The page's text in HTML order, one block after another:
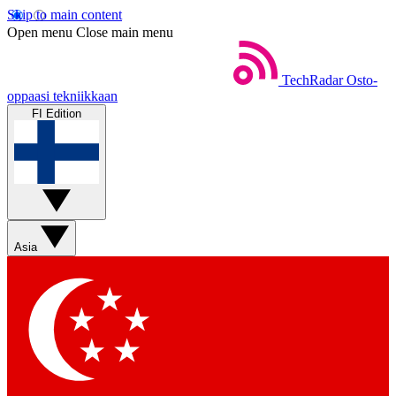
Skip to main content
Open menu Close main menu
TechRadar Osto-
oppaasi tekniikkaan
FI Edition
Asia